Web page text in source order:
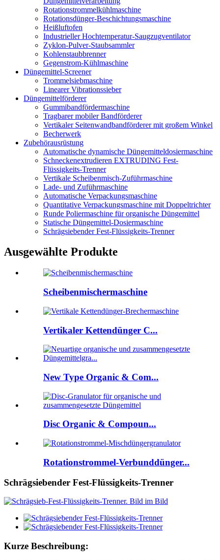
Rotationstrommelkühlmaschine
Rotationsdünger-Beschichtungsmaschine
Heißluftofen
Industrieller Hochtemperatur-Saugzugventilator
Zyklon-Pulver-Staubsammler
Kohlenstaubbrenner
Gegenstrom-Kühlmaschine
Düngemittel-Screener
Trommelsiebmaschine
Linearer Vibrationssieber
Düngemittelförderer
Gummibandfördermaschine
Tragbarer mobiler Bandförderer
Vertikaler Seitenwandbandförderer mit großem Winkel
Becherwerk
Zubehörausrüstung
Automatische dynamische Düngemitteldosiermaschine
Schneckenextrudieren EXTRUDING Fest-
Flüssigkeits-Trenner
Vertikale Scheibenmisch-Zuführmaschine
Lade- und Zuführmaschine
Automatische Verpackungsmaschine
Quantitative Verpackungsmaschine mit Doppeltrichter
Runde Poliermaschine für organische Düngemittel
Statische Düngemittel-Dosiermaschine
Schrägsiebender Fest-Flüssigkeits-Trenner
Ausgewählte Produkte
Scheibenmischermaschine
Vertikaler Kettendünger C...
New Type Organic & Com...
Disc Organic & Compoun...
Rotationstrommel-Verbunddünger...
Schrägsiebender Fest-Flüssigkeits-Trenner
Kurze Beschreibung: